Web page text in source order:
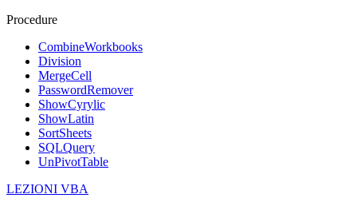
Procedure
CombineWorkbooks
Division
MergeCell
PasswordRemover
ShowCyrylic
ShowLatin
SortSheets
SQLQuery
UnPivotTable
LEZIONI VBA